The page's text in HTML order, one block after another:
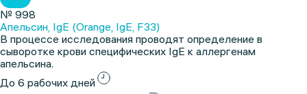
№ 998
Апельсин, IgE (Orange, IgE, F33)
В процессе исследования проводят определение в
сыворотке крови специфических IgE к аллергенам
апельсина.
До 6 рабочих дней